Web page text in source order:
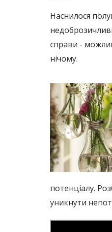
Наснилося
справи -
нічому.
потенціалу.
уникнути